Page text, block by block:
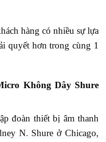
hàng có nhiều sự lựa
quyết hơn trong cùng 1
Không Dây Shure
đoàn thiết bị âm thanh
N. Shure ở Chicago,